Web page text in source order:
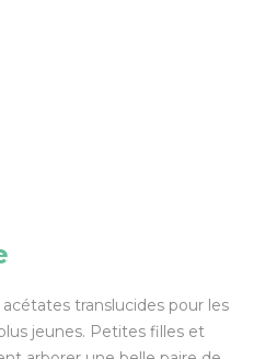
translucides pour les
jeunes. Petites filles et